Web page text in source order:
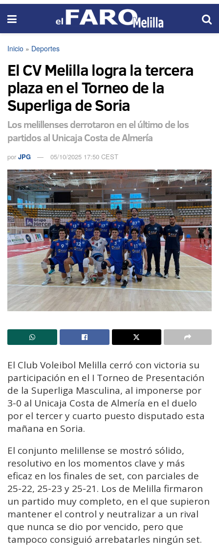
Inicio » Deportes
El CV Melilla logra la tercera
plaza en el Torneo de la
Superliga de Soria
Los melillenses derrotaron en el último de los
partidos al Unicaja Costa de Almería
por JPG 05/10/2025 17:50 CEST
El Club Voleibol Melilla cerró con victoria su
participación en el I Torneo de Presentación
de la Superliga Masculina, al imponerse por
3-0 al Unicaja Costa de Almería en el duelo
por el tercer y cuarto puesto disputado esta
mañana en Soria.
El conjunto melillense se mostró sólido,
resolutivo en los momentos clave y más
eficaz en los finales de set, con parciales de
25-22, 25-23 y 25-21. Los de Melilla firmaron
un partido muy completo, en el que supieron
mantener el control y neutralizar a un rival
que nunca se dio por vencido, pero que
tampoco consiguió arrebatarles ningún set.